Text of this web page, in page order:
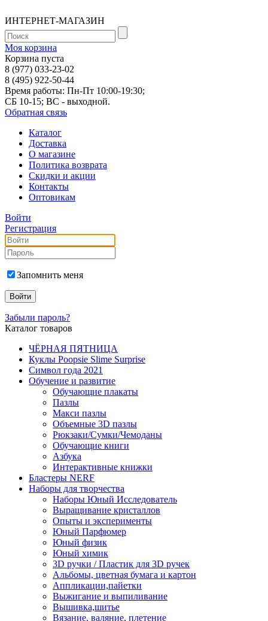
ИНТЕРНЕТ-МАГАЗИН
Моя корзина
Корзина пуста
8 (977) 033-23-02
8 (495) 922-50-44
Время работы: Пн-Пт 10:00-19:30;
СБ 10-15; ВС - выходной.
Обратная связь
Каталог
Доставка
О магазине
Политика возврата
Скидки и акции
Контакты
Оптовикам
Войти
Регистрация
Запомнить меня
Забыли пароль?
Каталог товаров
ЧЁРНАЯ ПЯТНИЦА
Куклы Poopsie Slime Surprise
Символ года 2021
Обучение и развитие
Обучающие плакаты
Пазлы
Макси пазлы
Объемные 3D пазлы
Рюкзаки/Сумки/Чемоданы
Обучающие книги
Азбука
Интерактивные книжки
Бластеры NERF
Наборы для творчества
Наборы Юный Исследователь
Выращивание кристаллов
Опыты и эксперименты
Юный Парфюмер
Юный физик
Юный химик
3D ручки / Пластик для 3D ручек
Альбомы, цветная бумага и картон
Аппликации,пайетки
Выжигание и выпиливание
Вышивка,шитье
Вязание, валяние, плетение